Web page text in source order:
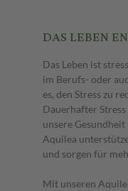
DAS LEBEN
Das Leben ist
im Berufs- oder
es, den Stress zu
Dauerhafter
unsere
Aquilea
und sorgen für
Mit unseren